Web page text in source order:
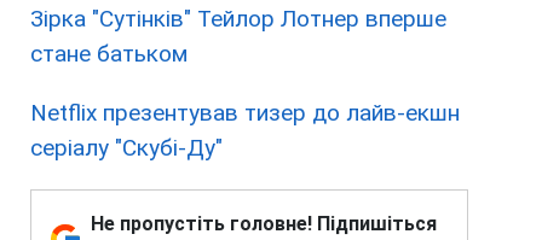
Зірка "Сутінків" Тейлор Лотнер вперше
стане батьком
Netflix презентував тизер до лайв-екшн
серіалу "Скубі-Ду"
Не пропустіть головне! Підпишіться